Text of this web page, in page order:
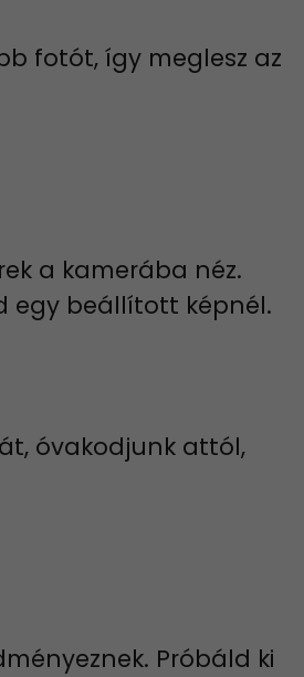
fotót, így meglesz az
a kamerába néz.
egy beállított képnél.
óvakodjunk attól,
Próbáld ki